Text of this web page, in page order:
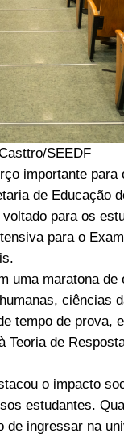
SEEDF
importante
de Educação
para os
para o
uma maratona
ciências
tempo de prova,
de
o impacto
estudantes.
ingressar na